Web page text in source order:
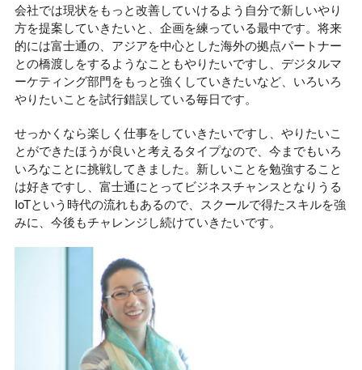
会社では現状をもっと改善していけるよう自分で新しいやり
方を提案していきたいと、企画を練っている最中です。将来
的には富士通の、アジアを中心とした海外の拠点パートナー
との橋渡しをするようなこともやりたいですし、デジタルマ
ーケティング部門をもっと強くしていきたいなど、いろいろ
やりたいことを試行錯誤している毎日です。
せっかくなら楽しく仕事をしていきたいですし、やりたいこ
とができたほうが良いと考えるタイプなので、今までもいろ
いろなことに挑戦してきました。新しいことを勉強すること
は好きですし、富士通にとってビジネスチャンスとなりうる
IoTという時代の流れもあるので、スクールで得たスキルを強
みに、今後もチャレンジし続けていきたいです。